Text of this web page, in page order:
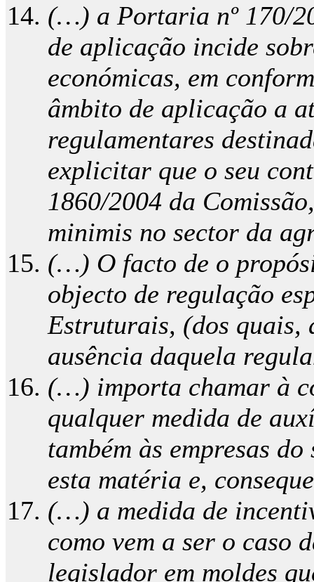
(…) a Portaria nº 170/
de aplicação incide
económicas, em
âmbito de aplicação a
regulamentares
explicitar que o seu
1860/2004 da
minimis no sector da
(…) O facto de o
objecto de regulação
Estruturais, (dos quais,
ausência daquela
(…) importa chamar à
qualquer medida de
também às empresas
esta matéria e,
(…) a medida de
como vem a ser o caso
legislador em moldes